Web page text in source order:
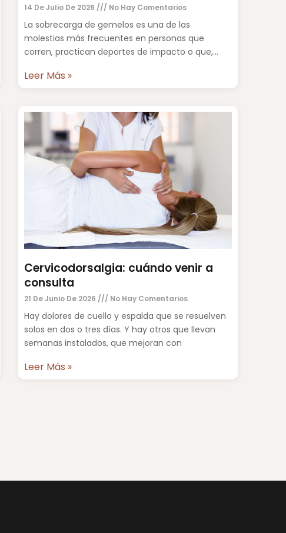
14 De Julio De 2026 No Hay Comentarios
La sobrecarga de gemelos es una de las
molestias más frecuentes en personas que
corren, practican deportes de impacto o que,
Leer Más »
Cervicodorsalgia: cuándo venir a
consulta
21 De Junio De 2026 No Hay Comentarios
Hay dolores de cuello y espalda que se resuelven
solos en dos o tres días. Y hay otros que llevan
semanas instalados, que mejoran con
Leer Más »